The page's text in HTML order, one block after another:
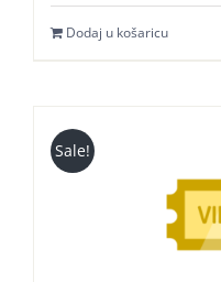
bila
je:
je:
€25.00.
Dodaj u košaricu
Sale!